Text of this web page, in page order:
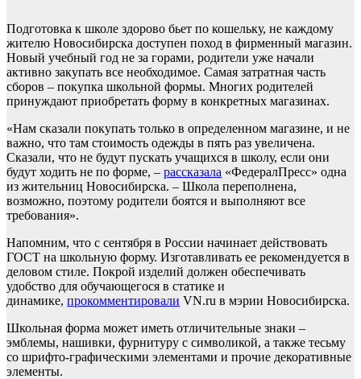
Подготовка к школе здорово бьет по кошельку, не каждому
жителю Новосибирска доступен поход в фирменный магазин.
Новый учебный год не за горами, родители уже начали
активно закупать все необходимое. Самая затратная часть
сборов – покупка школьной формы. Многих родителей
принуждают приобретать форму в конкретных магазинах.
«Нам сказали покупать только в определенном магазине, и не
важно, что там стоимость одежды в пять раз увеличена.
Сказали, что не будут пускать учащихся в школу, если они
будут ходить не по форме, – рассказала «ФедералПресс» одна
из жительниц Новосибирска. – Школа переполнена,
возможно, поэтому родители боятся и выполняют все
требования».
Напомним, что с сентября в России начинает действовать
ГОСТ на школьную форму. Изготавливать ее рекомендуется в
деловом стиле. Покрой изделий должен обеспечивать
удобство для обучающегося в статике и
динамике, прокомментировали VN.ru в мэрии Новосибирска.
Школьная форма может иметь отличительные знаки –
эмблемы, нашивки, фурнитуру с символикой, а также тесьму
со шрифто-графическими элементами и прочие декоративные
элементы.